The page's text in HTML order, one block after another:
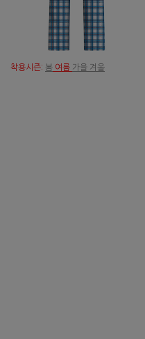
착용시즌: 봄 여름 가을 겨울